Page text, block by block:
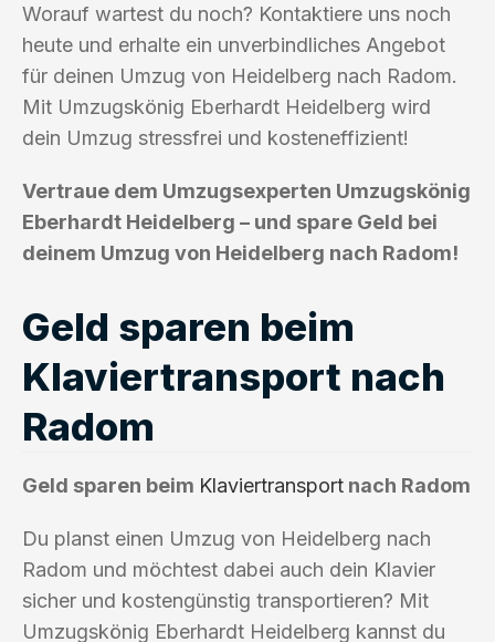
Worauf wartest du noch? Kontaktiere uns noch
heute und erhalte ein unverbindliches Angebot
für deinen Umzug von Heidelberg nach Radom.
Mit Umzugskönig Eberhardt Heidelberg wird
dein Umzug stressfrei und kosteneffizient!
Vertraue dem Umzugsexperten Umzugskönig
Eberhardt Heidelberg – und spare Geld bei
deinem Umzug von Heidelberg nach Radom!
Geld sparen beim
Klaviertransport nach
Radom
Geld sparen beim Klaviertransport nach Radom
Du planst einen Umzug von Heidelberg nach
Radom und möchtest dabei auch dein Klavier
sicher und kostengünstig transportieren? Mit
Umzugskönig Eberhardt Heidelberg kannst du